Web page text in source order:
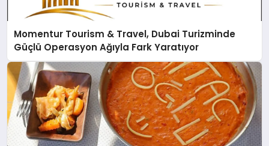
Momentur Tourism & Travel, Dubai Turizminde
Güçlü Operasyon Ağıyla Fark Yaratıyor